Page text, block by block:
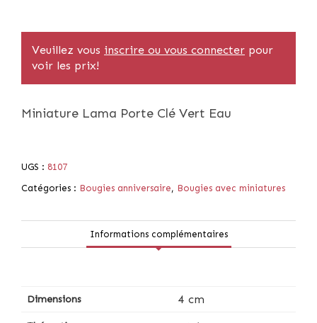
Veuillez vous inscrire ou vous connecter pour
voir les prix!
Miniature Lama Porte Clé Vert Eau
UGS : 8107
Catégories : Bougies anniversaire, Bougies avec miniatures
Informations complémentaires
Dimensions 4 cm